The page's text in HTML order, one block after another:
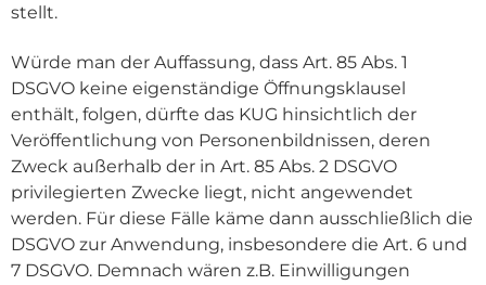
stellt.
Würde man der Auffassung, dass Art. 85 Abs. 1
DSGVO keine eigenständige Öffnungsklausel
enthält, folgen, dürfte das KUG hinsichtlich der
Veröffentlichung von Personenbildnissen, deren
Zweck außerhalb der in Art. 85 Abs. 2 DSGVO
privilegierten Zwecke liegt, nicht angewendet
werden. Für diese Fälle käme dann ausschließlich die
DSGVO zur Anwendung, insbesondere die Art. 6 und
7 DSGVO. Demnach wären z.B. Einwilligungen